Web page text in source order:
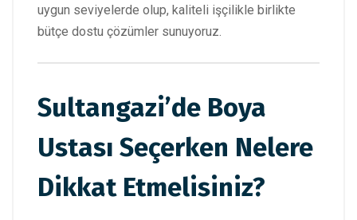
uygun seviyelerde olup, kaliteli işçilikle birlikte
bütçe dostu çözümler sunuyoruz.
Sultangazi’de Boya
Ustası Seçerken Nelere
Dikkat Etmelisiniz?